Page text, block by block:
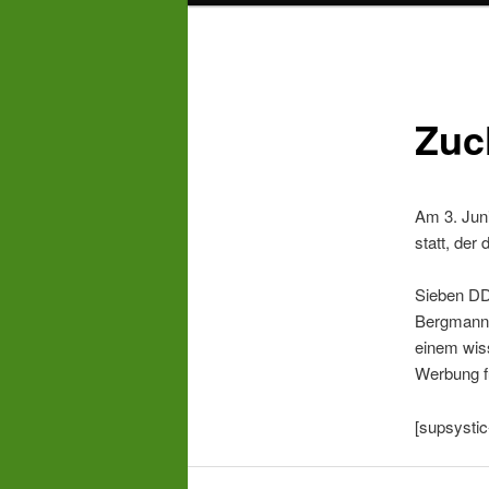
Am 3.
statt, der
Sieben
einem
Werbung